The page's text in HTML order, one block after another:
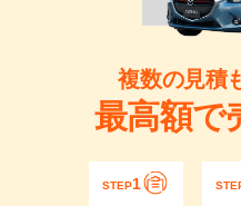
複数の見積
最高額で
STEP1